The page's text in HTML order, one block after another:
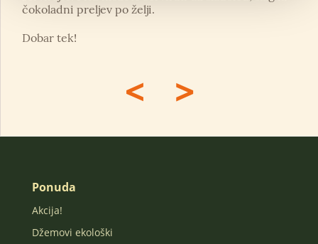
čokoladni preljev po želji.
Dobar tek!
< >
Ponuda
Akcija!
Džemovi ekološki